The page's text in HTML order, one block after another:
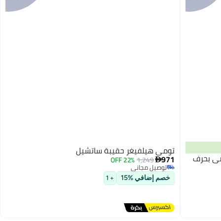
بحرف
تومي هيلفيغر حقيبة ساتشيل
971
1,249
22% OFF
توصيل مجاني
توصيل مجاني
خصم إضافي %15 + 1